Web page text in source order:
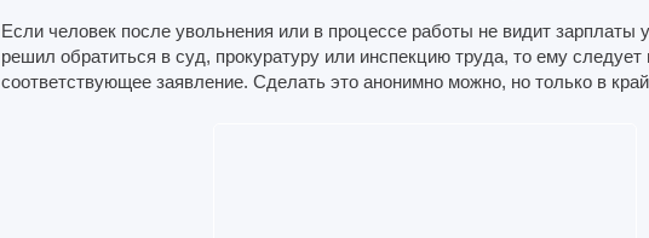
Если человек после увольнения или в процессе работы не видит зарплаты
решил обратиться в суд, прокуратуру или инспекцию труда, то ему следует
соответствующее заявление. Сделать это анонимно можно, но только в